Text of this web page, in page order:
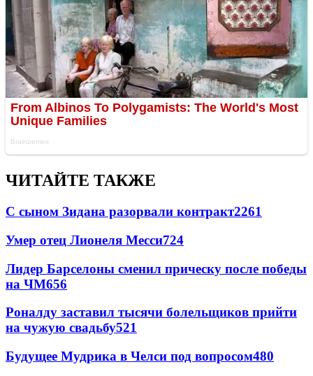
ЧИТАЙТЕ ТАКЖЕ
С сыном Зидана разорвали контракт2261
Умер отец Лионеля Месси724
Лидер Барселоны сменил прическу после победы
на ЧМ656
Роналду заставил тысячи болельщиков прийти
на чужую свадьбу521
Будущее Мудрика в Челси под вопросом480